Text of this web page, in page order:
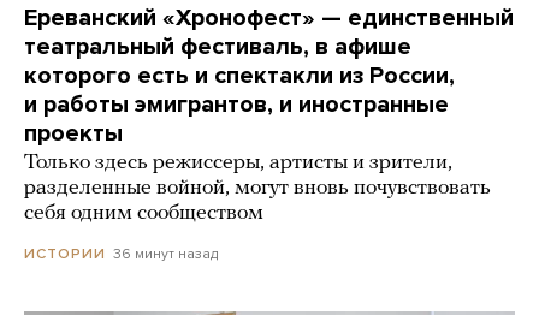
Ереванский «Хронофест» — единственный
театральный фестиваль, в афише
которого есть и спектакли из России,
и работы эмигрантов, и иностранные
проекты
Только здесь режиссеры, артисты и зрители,
разделенные войной, могут вновь почувствовать
себя одним сообществом
ИСТОРИИ 36 минут назад